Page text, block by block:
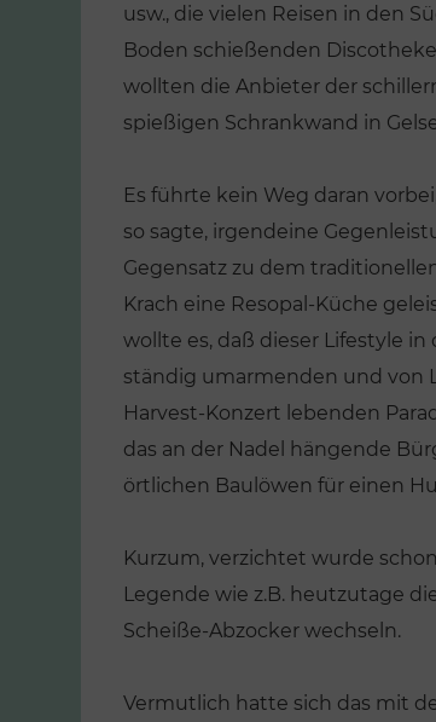
usw., die vielen Reisen in den
Boden schießenden
wollten die Anbieter der
spießigen Schrankwand in
Es führte kein Weg daran
so sagte, irgendeine
Gegensatz zu dem
Krach eine Resopal-Küche
wollte es, daß dieser Lifestyle
ständig umarmenden und von
Harvest-Konzert lebenden
das an der Nadel hängende
örtlichen Baulöwen für einen
Kurzum, verzichtet wurde
Legende wie z.B. heutzutage
Scheiße-Abzocker wechseln.
Vermutlich hatte sich das mit